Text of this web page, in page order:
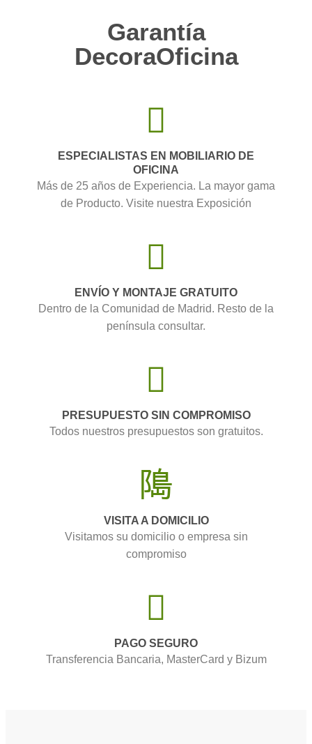
Garantía
DecoraOficina
ESPECIALISTAS EN MOBILIARIO DE
OFICINA
Más de 25 años de Experiencia. La mayor gama
de Producto. Visite nuestra Exposición
ENVÍO Y MONTAJE GRATUITO
Dentro de la Comunidad de Madrid. Resto de la
península consultar.
PRESUPUESTO SIN COMPROMISO
Todos nuestros presupuestos son gratuitos.
VISITA A DOMICILIO
Visitamos su domicilio o empresa sin
compromiso
PAGO SEGURO
Transferencia Bancaria, MasterCard y Bizum